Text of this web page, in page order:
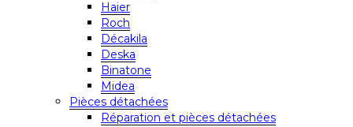
Haier
Roch
Décakila
Deska
Binatone
Midea
Pièces détachées
Réparation et pièces détachées